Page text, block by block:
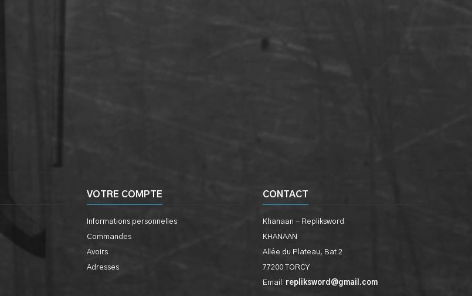
VOTRE COMPTE
Informations personnelles
Commandes
Avoirs
Adresses
CONTACT
Khanaan - Repliksword
KHANAAN
Allée du Plateau, Bat 2
77200 TORCY
Email: repliksword@gmail.com